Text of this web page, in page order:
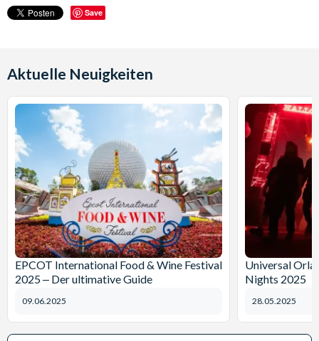
Save
Aktuelle Neuigkeiten
EPCOT International Food & Wine Festival
2025 ‒ Der ultimative Guide
09.06.2025
Universal
Nights 2025
28.05.2025